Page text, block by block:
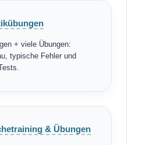
+ viele Übungen:
typische Fehler und
& Übungen